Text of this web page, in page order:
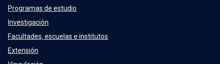
Programas de estudio
Investigación
Facultades, escuelas e institutos
Extensión